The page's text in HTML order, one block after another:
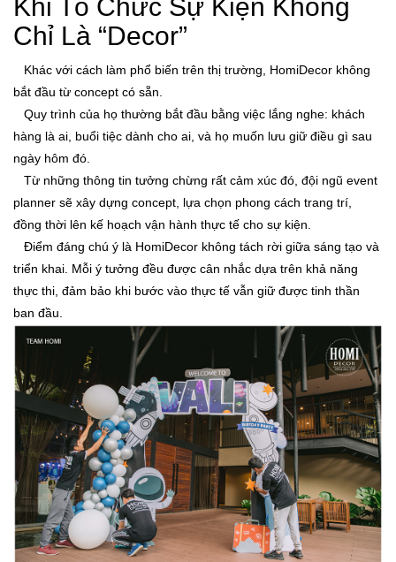
Khi Tổ Chức Sự Kiện Không
Chỉ Là “Decor”
Khác với cách làm phổ biến trên thị trường, HomiDecor không
bắt đầu từ concept có sẵn.
Quy trình của họ thường bắt đầu bằng việc lắng nghe: khách
hàng là ai, buổi tiệc dành cho ai, và họ muốn lưu giữ điều gì sau
ngày hôm đó.
Từ những thông tin tưởng chừng rất cảm xúc đó, đội ngũ event
planner sẽ xây dựng concept, lựa chọn phong cách trang trí,
đồng thời lên kế hoạch vận hành thực tế cho sự kiện.
Điểm đáng chú ý là HomiDecor không tách rời giữa sáng tạo và
triển khai. Mỗi ý tưởng đều được cân nhắc dựa trên khả năng
thực thi, đảm bảo khi bước vào thực tế vẫn giữ được tinh thần
ban đầu.